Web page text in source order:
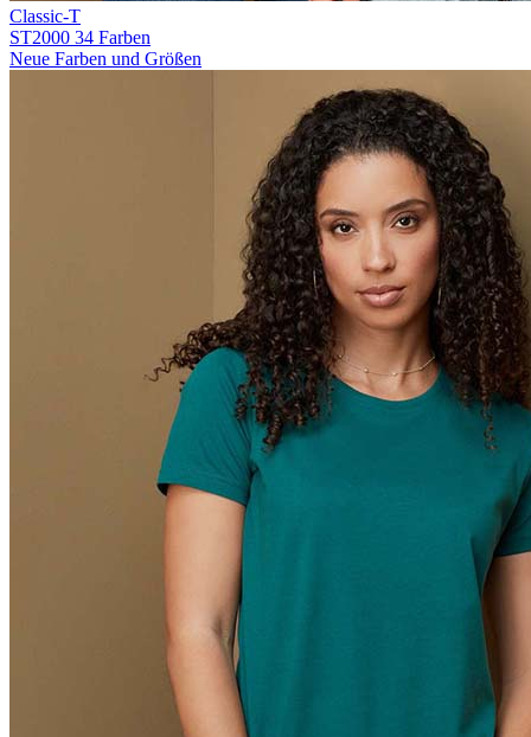
Classic-T
ST2000 34 Farben
Neue Farben und Größen